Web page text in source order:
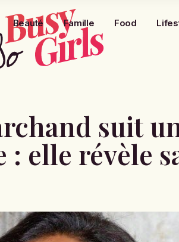
Beauté Famille Food
suit
elle révèle